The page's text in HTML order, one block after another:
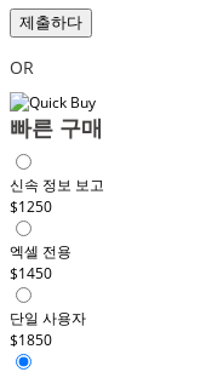
제출하다
OR
빠른 구매
신속 정보 보고
$1250
엑셀 전용
$1450
단일 사용자
$1850